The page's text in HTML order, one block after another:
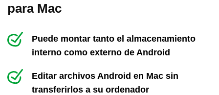
para Mac
Puede montar tanto el almacenamiento
interno como externo de Android
Editar archivos Android en Mac sin
transferirlos a su ordenador